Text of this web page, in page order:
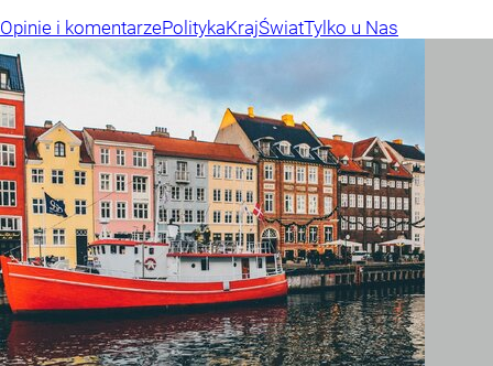
Opinie i komentarzePolitykaKrajŚwiatTylko u Nas